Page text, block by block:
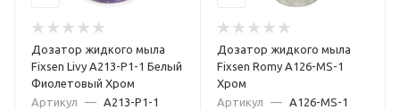
Дозатор жидкого мыла
Fixsen Livy A213-P1-1 Белый
Фиолетовый Хром
Артикул
—
A213-P1-1
Дозатор жидкого мыла
Fixsen Romy A126-MS-1
Хром
Артикул
—
A126-MS-1